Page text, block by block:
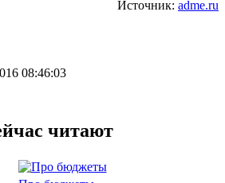
Источник: adme.ru
08:46:03
читают